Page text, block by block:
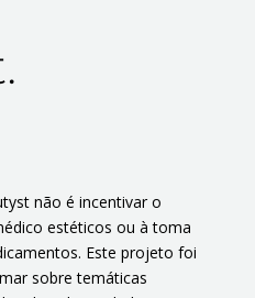
não é incentivar o
estéticos ou à toma
Este projeto foi
sobre temáticas